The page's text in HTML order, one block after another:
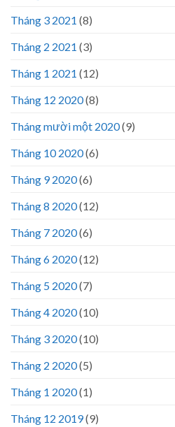
Tháng 3 2021 (8)
Tháng 2 2021 (3)
Tháng 1 2021 (12)
Tháng 12 2020(8)
Tháng mười một 2020(9)
Tháng 10 2020(6)
Tháng 9 2020(6)
Tháng 8 2020(12)
Tháng 7 2020(6)
Tháng 6 2020(12)
Tháng 5 2020(7)
Tháng 4 2020(10)
Tháng 3 2020(10)
Tháng 2 2020(5)
Tháng 1 2020(1)
Tháng 12 2019(9)